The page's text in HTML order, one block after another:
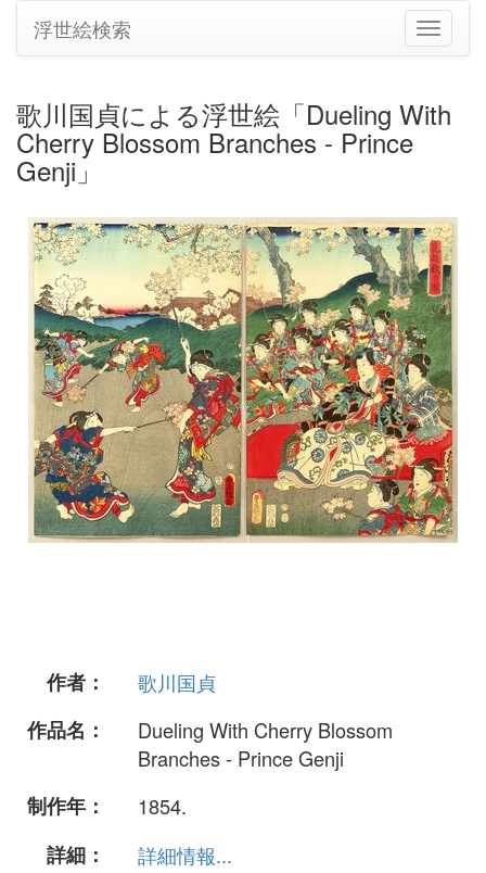
ナ
ビ
シ
り
替
え
浮世絵検索
歌川国貞による浮世絵「Dueling With
Cherry Blossom Branches - Prince
Genji」
作者：
歌川国貞
作品名：
Dueling With Cherry Blossom
Branches - Prince Genji
制作年：
1854.
詳細：
詳細情報...